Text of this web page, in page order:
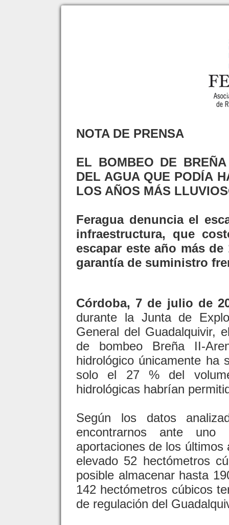
NOTA DE PRENSA
EL BOMBEO DE
DEL AGUA QUE PODÍA
LOS AÑOS MÁS
Feragua denuncia el
infraestructura, que
escapar este año más
garantía de suministro
Córdoba, 7 de julio de
durante la Junta de
General del Guadalquivir,
de bombeo Breña II-
hidrológico únicamente ha
solo el 27 % del
hidrológicas habrían
Según los datos
encontrarnos ante
aportaciones de los
elevado 52 hectómetros
posible almacenar hasta
142 hectómetros cúbicos
de regulación del